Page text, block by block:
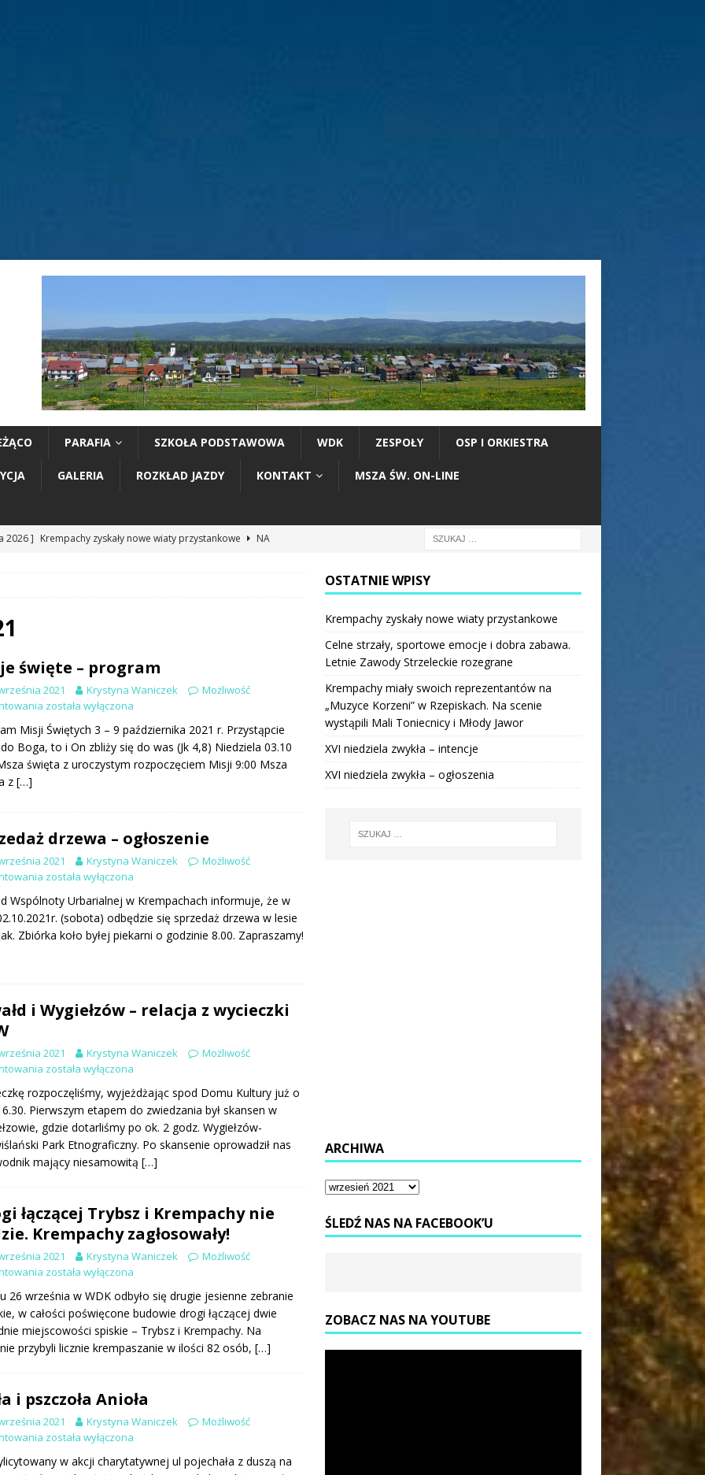
PARAFIA SZKOŁA PODSTAWOWA WDK ZESPOŁY OSP I ORKIESTRA
GALERIA ROZKŁAD JAZDY KONTAKT MSZA ŚW. ON-LINE
2026 ] Krempachy zyskały nowe wiaty przystankowe
NA
2026 ]
rozegrane
Rzepiskach. Na scenie wystąpili Mali Toniecnicy i Młody Jawor
2026 ] XVI niedziela zwykła – intencje
INTENCJE
2026 ] XVI niedziela zwykła – ogłoszenia
OGŁOSZENIA
2025 ]
święte – program
2021 Krystyna Waniczek
Możliwość
została wyłączona
Misji Świętych 3 – 9 października 2021 r. Przystąpcie
Boga, to i On zbliży się do was (Jk 4,8) Niedziela 03.10
święta z uroczystym rozpoczęciem Misji 9:00 Msza
z […]
drzewa – ogłoszenie
2021 Krystyna Waniczek
Możliwość
została wyłączona
Wspólnoty Urbarialnej w Krempachach informuje, że w
(sobota) odbędzie się sprzedaż drzewa w lesie
Zbiórka koło byłej piekarni o godzinie 8.00. Zapraszamy!
i Wygiełzów – relacja z wycieczki
2021 Krystyna Waniczek
Możliwość
została wyłączona
rozpoczęliśmy, wyjeżdżając spod Domu Kultury już o
6.30. Pierwszym etapem do zwiedzania był skansen w
gdzie dotarliśmy po ok. 2 godz. Wygiełzów-
Park Etnograficzny. Po skansenie oprowadził nas
mający niesamowitą […]
łączącej Trybsz i Krempachy nie
Krempachy zagłosowały!
2021 Krystyna Waniczek
Możliwość
została wyłączona
26 września w WDK odbyło się drugie jesienne zebranie
w całości poświęcone budowie drogi łączącej dwie
miejscowości spiskie – Trybsz i Krempachy. Na
przybyli licznie krempaszanie w ilości 82 osób, […]
i pszczoła Anioła
2021 Krystyna Waniczek
Możliwość
została wyłączona
w akcji charytatywnej ul pojechała z duszą na
OSTATNIE WPISY
Krempachy zyskały nowe wiaty przystankowe
Celne strzały, sportowe emocje i dobra zabawa.
Letnie Zawody Strzeleckie rozegrane
Krempachy miały swoich reprezentantów na
„Muzyce Korzeni” w Rzepiskach. Na scenie
wystąpili Mali Toniecnicy i Młody Jawor
XVI niedziela zwykła – intencje
XVI niedziela zwykła – ogłoszenia
ARCHIWA
ŚLEDŹ NAS NA FACEBOOK’U
ZOBACZ NAS NA YOUTUBE